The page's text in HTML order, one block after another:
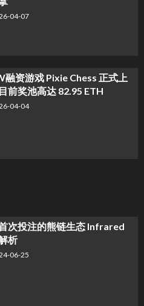
04-07
融资游戏 Pixie Chess 正式上
前奖池高达 82.95 ETH
04-04
次投注的熊链生态 Infrared
析
06-25